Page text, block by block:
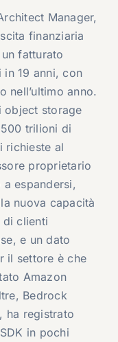
Manager,
finanziaria
fatturato
19 anni, con
nell’ultimo anno.
object storage
trilioni di
richieste al
proprietario
espandersi,
nuova capacità
di clienti
e un dato
il settore è che
Amazon
Bedrock
ha registrato
in pochi